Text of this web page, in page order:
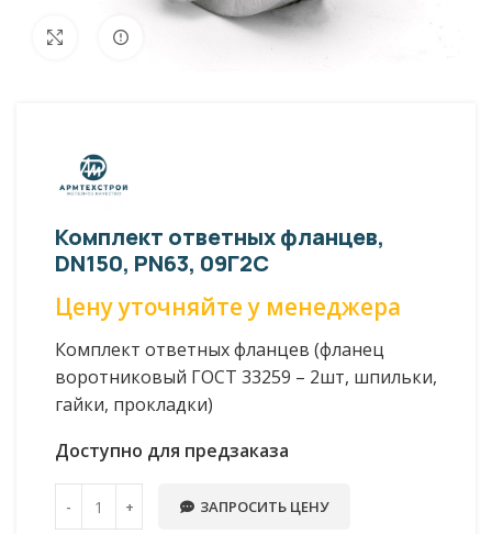
УвеличитьВнешний вид изделия может отличаться
от фото представленных на странице!
Комплект ответных фланцев,
DN150, PN63, 09Г2С
Цену уточняйте у менеджера
Комплект ответных фланцев (фланец
воротниковый ГОСТ 33259 – 2шт, шпильки,
гайки, прокладки)
Доступно для предзаказа
ЗАПРОСИТЬ ЦЕНУ